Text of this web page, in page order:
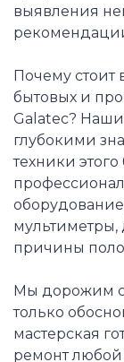
выявления
Почему стоит
бытовых и
Galatec?
глубокими
техники
мультиметры,
причины
Мы дорожим
только
мастерская
ремонт любой